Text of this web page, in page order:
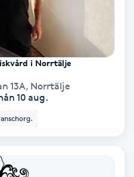
i Norrtälje
13A, Norrtälje
10 aug.